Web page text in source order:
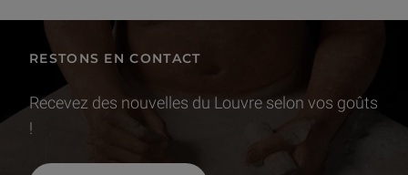
RESTONS EN CONTACT
Recevez des nouvelles du Louvre selon vos goûts
!